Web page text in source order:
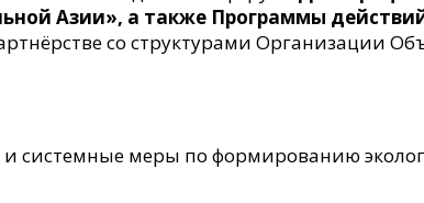
Азии», а также Программы
со структурами Организации
и системные меры по формированию